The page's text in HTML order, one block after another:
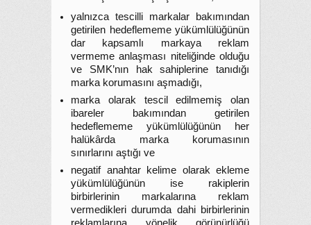
yalnızca tescilli markalar bakımından
getirilen hedeflememe yükümlülüğünün
dar kapsamlı markaya reklam
vermeme anlaşması niteliğinde olduğu
ve SMK’nın hak sahiplerine tanıdığı
marka korumasını aşmadığı,
marka olarak tescil edilmemiş olan
ibareler bakımından getirilen
hedeflememe yükümlülüğünün her
halükârda marka korumasının
sınırlarını aştığı ve
negatif anahtar kelime olarak ekleme
yükümlülüğünün ise rakiplerin
birbirlerinin markalarına reklam
vermedikleri durumda dahi birbirlerinin